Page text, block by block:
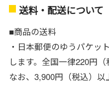
送料・配送について
■商品の送料
・日本郵便のゆうパケッ
します。全国一律220円（
なお、3,900円（税込）